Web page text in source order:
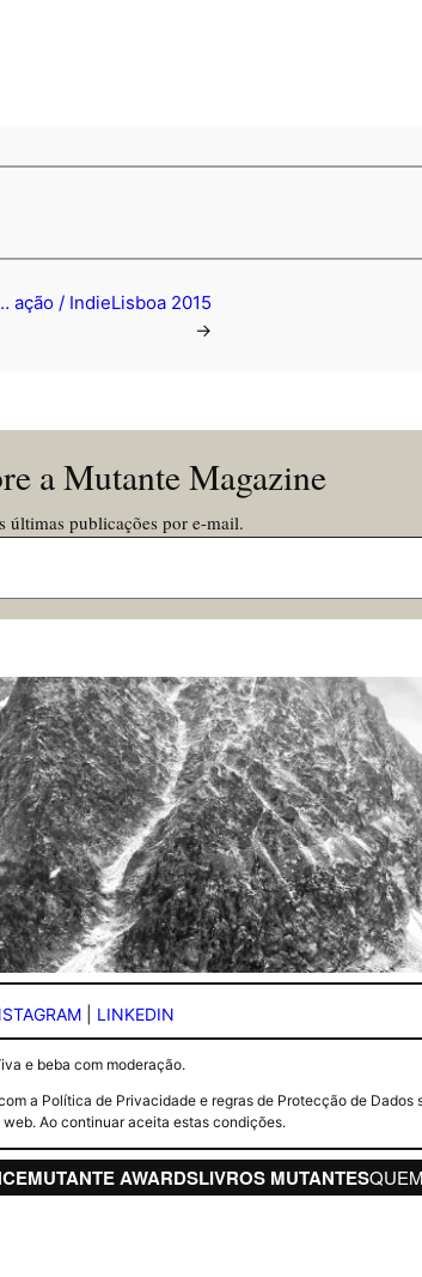
ação / IndieLisboa 2015
→
a Mutante Magazine
últimas publicações por e-mail.
LINKEDIN
e beba com moderação.
a Política de Privacidade e regras de Protecção de Dados
Ao continuar aceita estas condições.
MUTANTE AWARDSLIVROS MUTANTES